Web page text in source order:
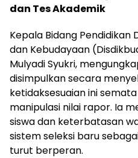
dan Tes Akademik
Kepala Bidang Pendidikan
dan Kebudayaan
Mulyadi Syukri,
disimpulkan secara
ketidaksesuaian ini
manipulasi nilai rapor. Ia
siswa dan keterbatasan
sistem seleksi baru
turut berperan.